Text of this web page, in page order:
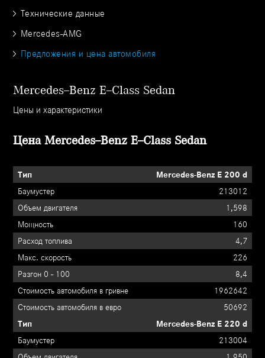
Технические данные
Mercedes-AMG
Предложения и цена автомобиля
Mercedes–Benz E–Class Sedan
Цены и характеристики
Цена Mercedes–Benz E–Class Sedan
Mercedes-Benz E 200 d
213012
1,598
160
4,7
226
8,4
1962642
50692
Mercedes-Benz E 220 d
213004